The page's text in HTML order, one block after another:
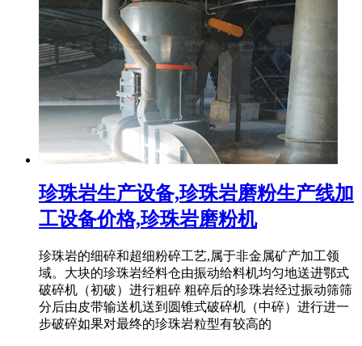
珍珠岩生产设备,珍珠岩磨粉生产线加
工设备价格,珍珠岩磨粉机
珍珠岩的细碎和超细粉碎工艺,属于非金属矿产加工领
域。大块的珍珠岩经料仓由振动给料机均匀地送进鄂式
破碎机（初破）进行粗碎 粗碎后的珍珠岩经过振动筛筛
分后由皮带输送机送到圆锥式破碎机（中碎）进行进一
步破碎如果对最终的珍珠岩粒型有较高的